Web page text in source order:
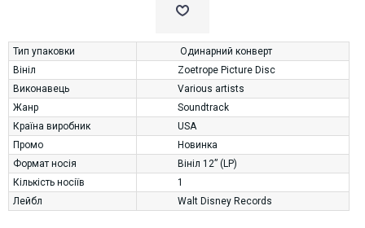
Тип упаковки
Одинарний конверт
Вініл
Zoetrope Picture Disc
Виконавець
Various artists
Жанр
Soundtrack
Країна виробник
USA
Промо
Новинка
Формат носія
Вініл 12” (LP)
Кількість носіїв
1
Лейбл
Walt Disney Records